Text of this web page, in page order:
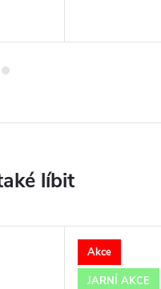
Akce
JARNÍ AKCE